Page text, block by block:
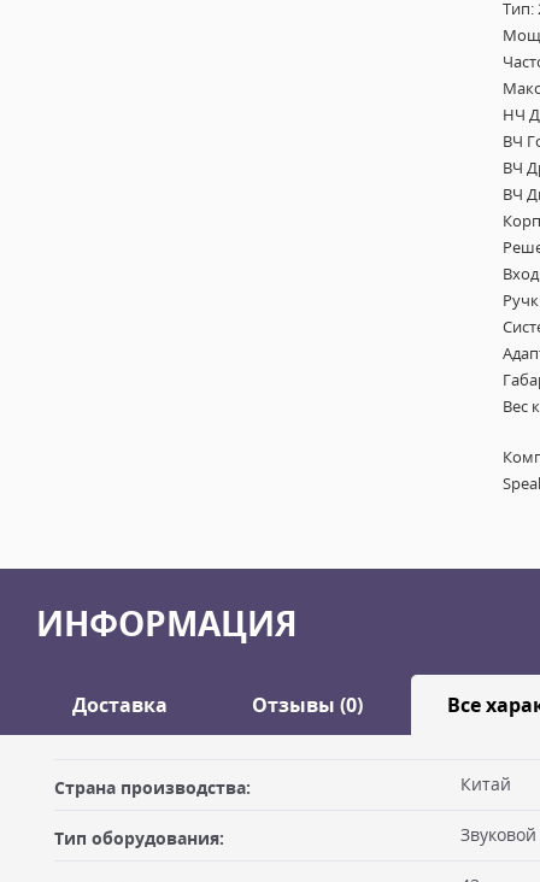
Тип:
НЧ
ВЧ
ВЧ
ВЧ
Вес
ИНФОРМАЦИЯ
Доставка Отзывы (0) Все
ДОСТАВКА
Самовывоз из офиса
Оставить отзыв
Ваше имя
Страна производства: Китай
Тип оборудования: